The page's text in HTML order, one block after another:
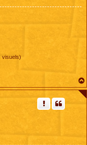
visuels)